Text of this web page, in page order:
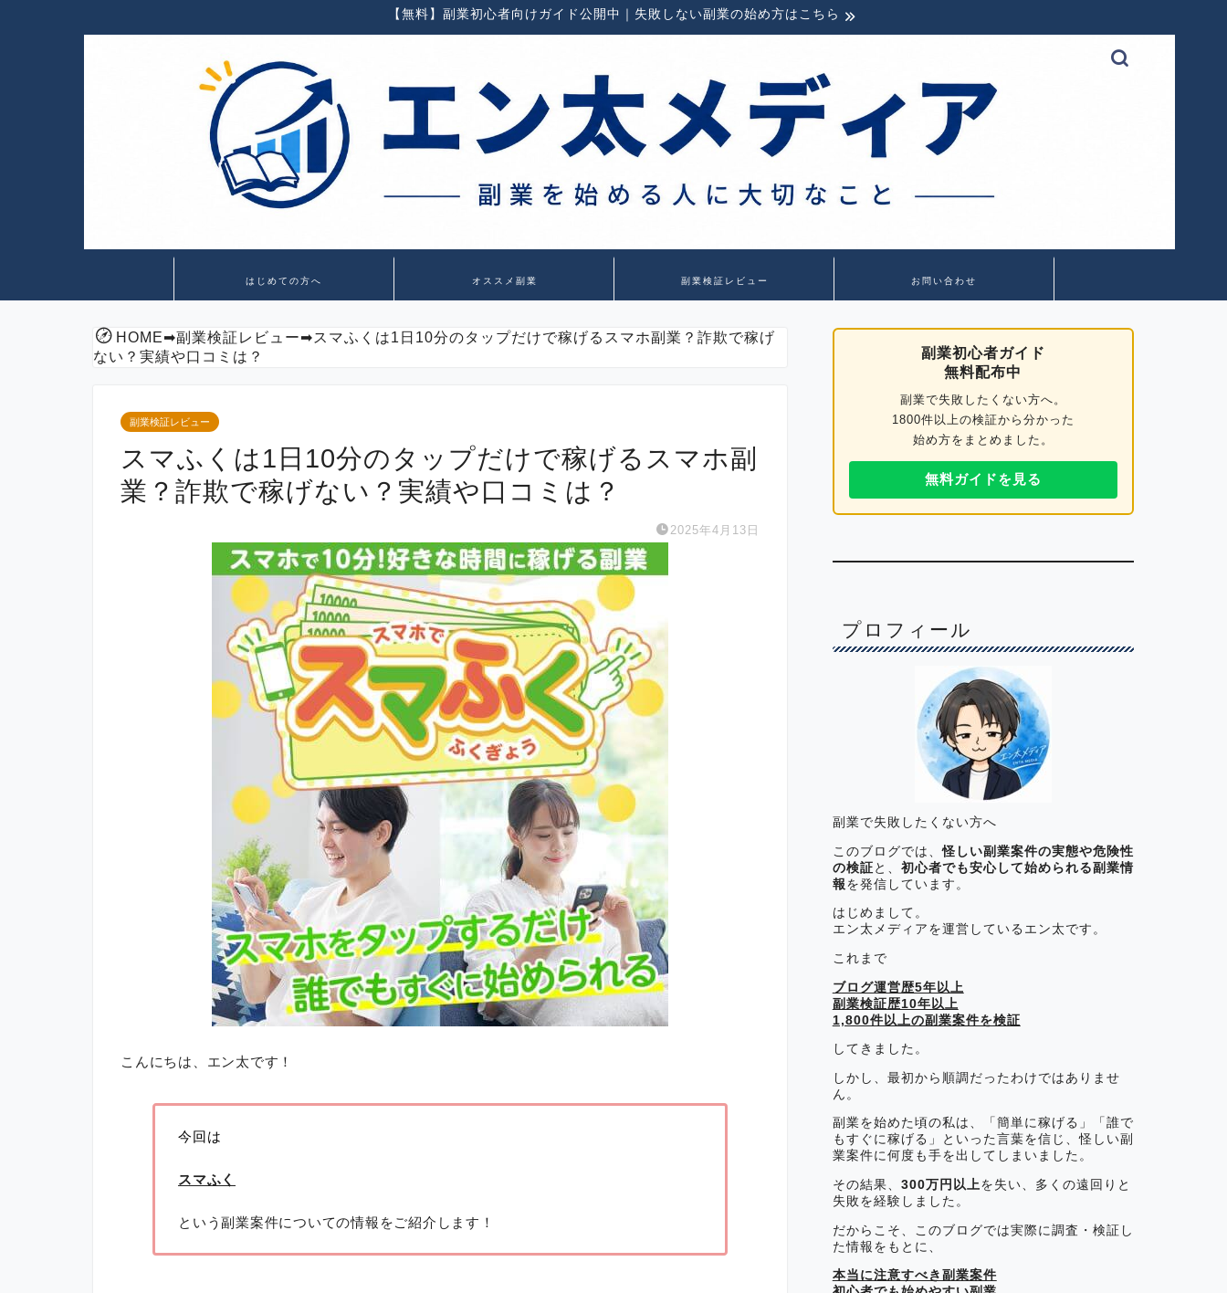
【無料】副業初心者向けガイド公開中｜失敗しない副業の始め方はこちら
はじめての方へ オススメ副業 副業検証レビュー お問い合わせ
HOME➡副業検証レビュー➡スマふくは1日10分のタップだけで稼げるスマホ副業？詐欺で稼げ
ない？実績や口コミは？
副業検証レビュー
スマふくは1日10分のタップだけで稼げるスマホ副
業？詐欺で稼げない？実績や口コミは？
2025年4月13日
こんにちは、エン太です！
今回は
スマふく
という副業案件についての情報をご紹介します！
副業初心者ガイド
無料配布中
副業で失敗したくない方へ。
1800件以上の検証から分かった
始め方をまとめました。
無料ガイドを見る
プロフィール
副業で失敗したくない方へ
このブログでは、怪しい副業案件の実態や危険性
の検証 と、 初心者でも安心して始められる副業情
報 を発信しています。
はじめまして。
エン太メディアを運営しているエン太です。
これまで
ブログ運営歴5年以上
副業検証歴10年以上
1,800件以上の副業案件を検証
してきました。
しかし、最初から順調だったわけではありませ
ん。
副業を始めた頃の私は、「簡単に稼げる」「誰で
もすぐに稼げる」といった言葉を信じ、怪しい副
業案件に何度も手を出してしまいました。
その結果、 300万円以上 を失い、多くの遠回りと
失敗を経験しました。
だからこそ、このブログでは実際に調査・検証し
た情報をもとに、
本当に注意すべき副業案件